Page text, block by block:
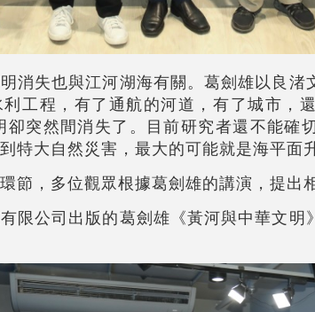
消失也與江河湖海有關。葛劍雄以良渚
工程，有了通航的河道，有了城市，
突然間消失了。目前研究者還不能確
特大自然災害，最大的可能就是海平面升
節，多位觀眾根據葛劍雄的講演，提出
限公司出版的葛劍雄《黃河與中華文